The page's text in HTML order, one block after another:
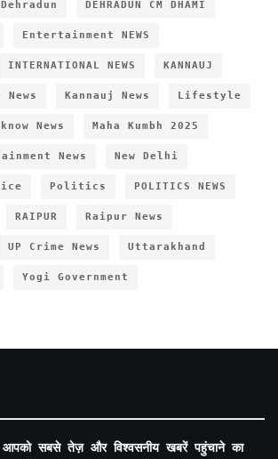
Dehradun DEHRADUN CM DHAMI
Entertainment NEWS
INTERNATIONAL NEWS KANNAUJ
Kannauj News Lifestyle
News Maha Kumbh 2025
News New Delhi
Politics POLITICS NEWS
RAIPUR Raipur News
UP Crime News Uttarakhand
Yogi Government
आपको सबसे तेज़ और विश्वसनीय खबरें पहुंचाने का